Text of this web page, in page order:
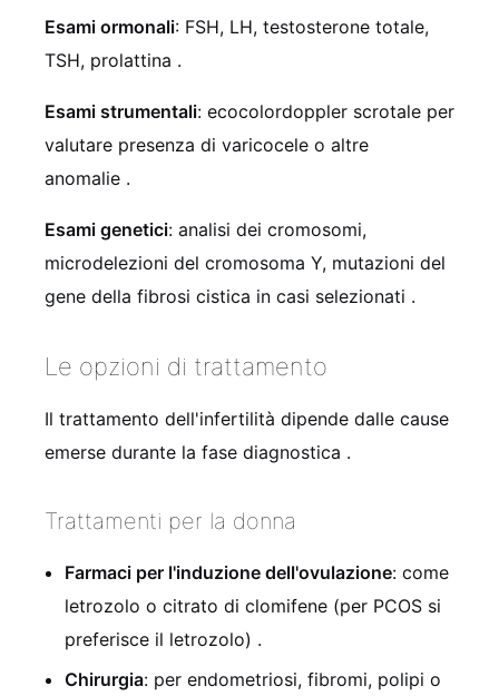
Esami ormonali: FSH, LH, testosterone totale,
TSH, prolattina .
Esami strumentali: ecocolordoppler scrotale per
valutare presenza di varicocele o altre
anomalie .
Esami genetici: analisi dei cromosomi,
microdelezioni del cromosoma Y, mutazioni del
gene della fibrosi cistica in casi selezionati .
Le opzioni di trattamento
Il trattamento dell'infertilità dipende dalle cause
emerse durante la fase diagnostica .
Trattamenti per la donna
Farmaci per l'induzione dell'ovulazione: come
letrozolo o citrato di clomifene (per PCOS si
preferisce il letrozolo) .
Chirurgia: per endometriosi, fibromi, polipi o